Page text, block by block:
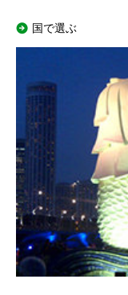
国で選ぶ